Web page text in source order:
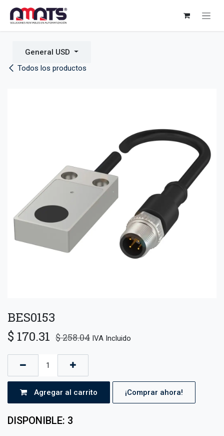
Todos los productos
General USD
BES0153
$ 170.31 $258.04 IVA Incluido
Agregar al carrito ¡Comprar ahora!
DISPONIBLE: 3